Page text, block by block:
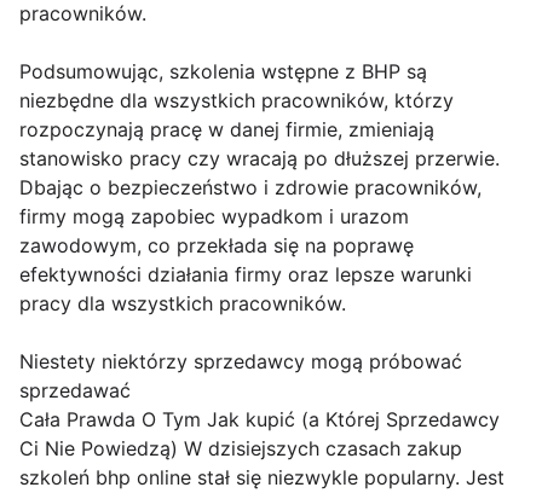
pracowników.
Podsumowując, szkolenia wstępne z BHP są
niezbędne dla wszystkich pracowników, którzy
rozpoczynają pracę w danej firmie, zmieniają
stanowisko pracy czy wracają po dłuższej przerwie.
Dbając o bezpieczeństwo i zdrowie pracowników,
firmy mogą zapobiec wypadkom i urazom
zawodowym, co przekłada się na poprawę
efektywności działania firmy oraz lepsze warunki
pracy dla wszystkich pracowników.
Niestety niektórzy sprzedawcy mogą próbować
sprzedawać
Cała Prawda O Tym Jak kupić (a Której Sprzedawcy
Ci Nie Powiedzą) W dzisiejszych czasach zakup
szkoleń bhp online stał się niezwykle popularny. Jest